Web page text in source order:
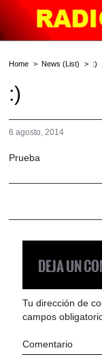
Home News (List) :)
:)
6 agosto, 2014
Prueba
DEJA UN
Tu dirección de
campos
Comentario